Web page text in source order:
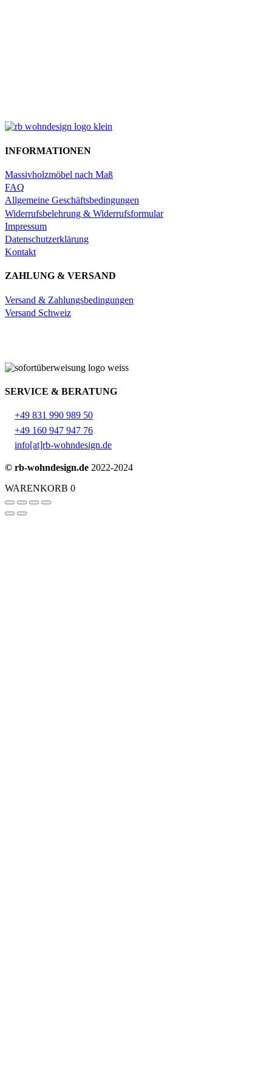
INFORMATIONEN
Massivholzmöbel nach Maß
FAQ
Allgemeine Geschäftsbedingungen
Widerrufsbelehrung & Widerrufsformular
Impressum
Datenschutzerklärung
Kontakt
ZAHLUNG & VERSAND
Versand & Zahlungsbedingungen
Versand Schweiz
SERVICE & BERATUNG
+49 831 990 989 50
+49 160 947 947 76
info[at]rb-wohndesign.de
© rb-wohndesign.de 2022-2024
WARENKORB 0